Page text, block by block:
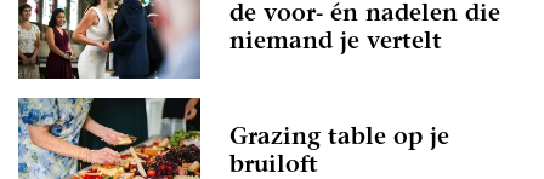
de voor- én nadelen die
niemand je vertelt
Grazing table op je
bruiloft